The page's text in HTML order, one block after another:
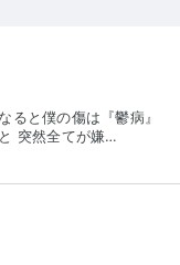
ると僕の傷は『鬱病』
突然全てが嫌…